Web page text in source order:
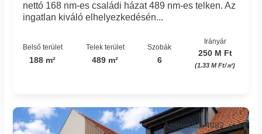
nettó 168 nm-es családi házat 489 nm-es telken. Az
ingatlan kiváló elhelyezkedésén...
Belső terület
188 m²
Telek terület
489 m²
Szobák
6
Irányár
250 M Ft
(1.33 M Ft/㎡)
Azonosító: 4082_red